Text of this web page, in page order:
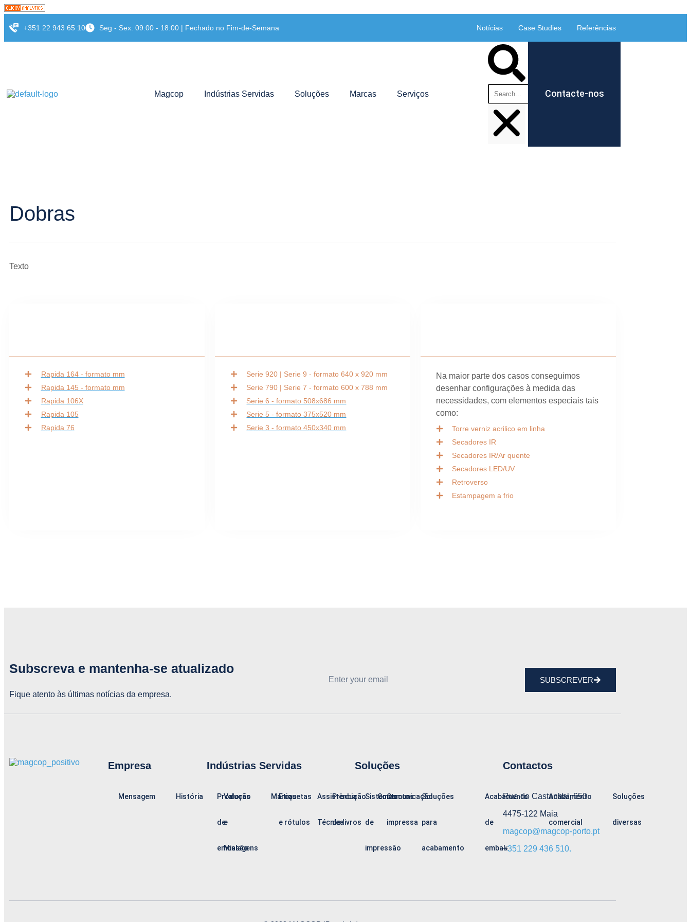
+351 22 943 65 10 Seg - Sex: 09:00 - 18:00 | Fechado no Fim-de-Semana Notícias Case Studies Referências
Magcop Indústrias Servidas Soluções Marcas Serviços Contacte-nos
Dobras
Texto
Rapida 164 - formato mm
Rapida 145 - formato mm
Rapida 106X
Rapida 105
Rapida 76
Serie 920 | Serie 9 - formato 640 x 920 mm
Serie 790 | Serie 7 - formato 600 x 788 mm
Serie 6 - formato 508x686 mm
Serie 5 - formato 375x520 mm
Serie 3 - formato 450x340 mm
Na maior parte dos casos conseguimos
desenhar configurações à medida das
necessidades, com elementos especiais tais
como:
Torre verniz acrilico em linha
Secadores IR
Secadores IR/Ar quente
Secadores LED/UV
Retroverso
Estampagem a frio
Subscreva e mantenha-se atualizado
Fique atento às últimas notícias da empresa.
SUBSCREVER
Empresa
Mensagem História Valores
e
Missão
Marcas Assistência
Técnica
Contactos
Indústrias Servidas
Produção
de
embalagens
Etiquetas
e rótulos
Produção
de livros
Comunicação
impressa
Soluções
Sistemas
de
impressão
Soluções
para
acabamento
Acabamento
de
embalagem
Acabamento
comercial
Soluções
diversas
Contactos
Rua do Castanhal, 650
4475-122 Maia
magcop@magcop-porto.pt
+351 229 436 510.